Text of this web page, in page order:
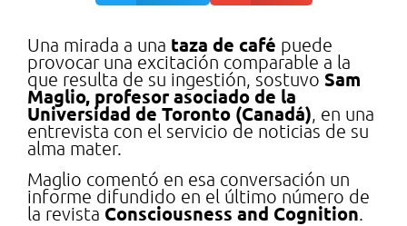
Una mirada a una taza de café puede
provocar una excitación comparable a la
que resulta de su ingestión, sostuvo Sam
Maglio, profesor asociado de la
Universidad de Toronto (Canadá), en una
entrevista con el servicio de noticias de su
alma mater.
Maglio comentó en esa conversación un
informe difundido en el último número de
la revista Consciousness and Cognition.